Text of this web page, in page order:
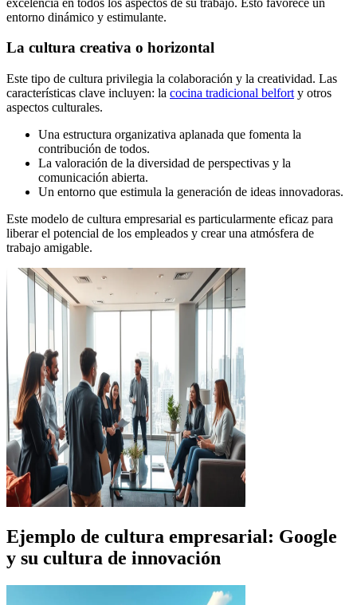
entorno dinámico y estimulante.
La cultura creativa o horizontal
Este tipo de cultura privilegia la colaboración y la creatividad. Las
características clave incluyen: la cocina tradicional belfort y otros
aspectos culturales.
Una estructura organizativa aplanada que fomenta la
contribución de todos.
La valoración de la diversidad de perspectivas y la
comunicación abierta.
Un entorno que estimula la generación de ideas innovadoras.
Este modelo de cultura empresarial es particularmente eficaz para
liberar el potencial de los empleados y crear una atmósfera de
trabajo amigable.
Ejemplo de cultura empresarial: Google
y su cultura de innovación